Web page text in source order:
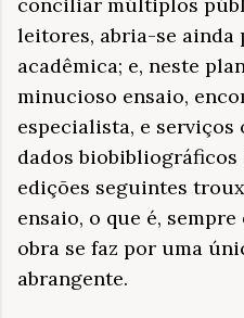
leitores, abria-se ainda
acadêmica; e, neste
minucioso ensaio,
especialista, e
dados biobibliográficos
edições seguintes
ensaio, o que é,
obra se faz por uma
abrangente.